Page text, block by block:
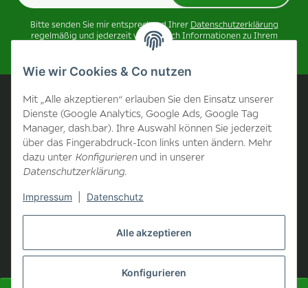
Alle akzeptieren
Konfigurieren
Wie wir Cookies & Co nutzen
Mit „Alle akzeptieren“ erlauben Sie den Einsatz unserer
Dienste (Google Analytics, Google Ads, Google Tag
Manager, dash.bar). Ihre Auswahl können Sie jederzeit
über das Fingerabdruck-Icon links unten ändern. Mehr
dazu unter Konfigurieren und in unserer
Datenschutzerklärung.
Impressum Datenschutz
Bitte senden Sie mir entsprechend Ihrer Datenschutzerklärung
regelmäßig und jederzeit widerruflich Informationen zu Ihrem
Produktsortiment per E-Mail zu.
Unternehmen
Kontakt
Unternehmen
B2B Bereich